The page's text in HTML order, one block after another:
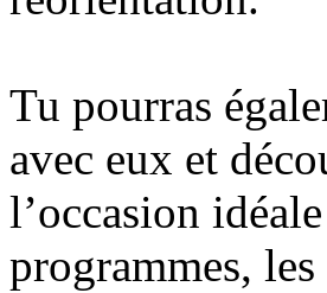
Tu pourras
avec eux et
l’occasion
programmes,